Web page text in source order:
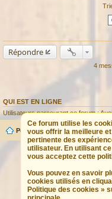
Répondre
4
QUI EST EN LIGNE
Utilisateurs parcourant ce forum :
Ce forum utilise les
vous offrir la meilleure
pertinente des
utilisateur. En utilisant
vous acceptez cette
Vous pouvez en savoir
cookies utilisés en
Politique des cookies »
Portail Forum